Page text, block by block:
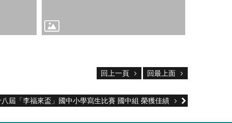
回上一頁 回最上面
屆「李福來盃」國中小學寫生比賽 國中組 榮獲佳績